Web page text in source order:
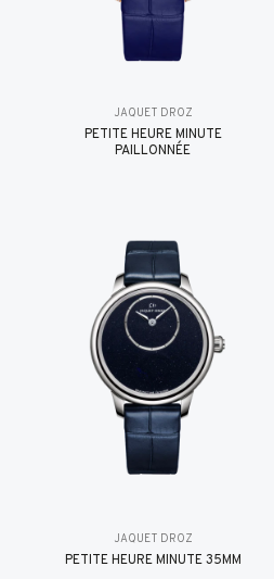
JAQUET DROZ
PETITE HEURE MINUTE
PAILLONNÉE
JAQUET DROZ
PETITE HEURE MINUTE 35MM